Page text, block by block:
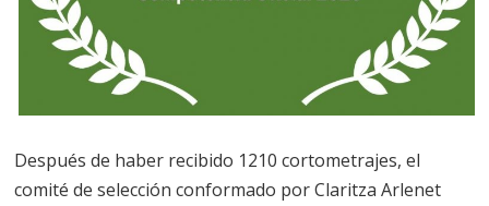
Después de haber recibido 1210 cortometrajes, el
comité de selección conformado por Claritza Arlenet